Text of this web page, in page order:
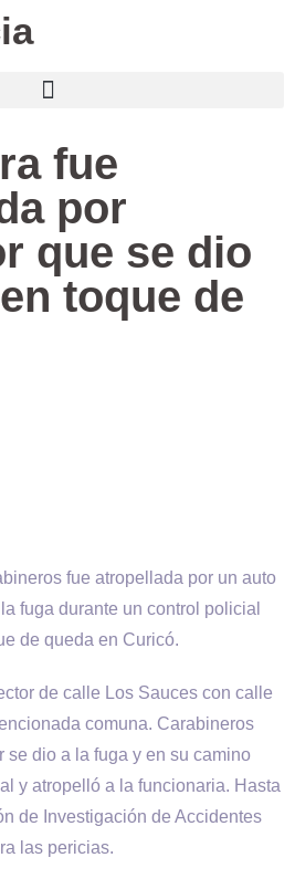
fue
por
que se dio
toque de
fue atropellada por un auto
fuga durante un control policial
de queda en Curicó.
de calle Los Sauces con calle
comuna. Carabineros
se dio a la fuga y en su camino
y atropelló a la funcionaria. Hasta
de Investigación de Accidentes
las pericias.